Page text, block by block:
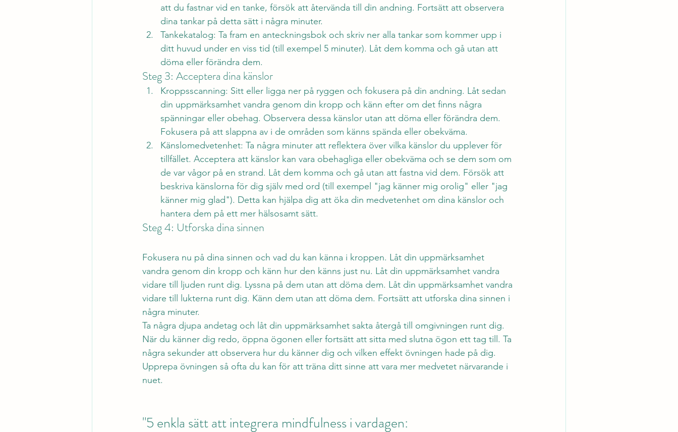
att du fastnar vid en tanke, försök att återvända till din andning. Fortsätt att observera
dina tankar på detta sätt i några minuter.
Tankekatalog: Ta fram en anteckningsbok och skriv ner alla tankar som kommer upp i
ditt huvud under en viss tid (till exempel 5 minuter). Låt dem komma och gå utan att
döma eller förändra dem.
Steg 3: Acceptera dina känslor
Kroppsscanning: Sitt eller ligga ner på ryggen och fokusera på din andning. Låt sedan
din uppmärksamhet vandra genom din kropp och känn efter om det finns några
spänningar eller obehag. Observera dessa känslor utan att döma eller förändra dem.
Fokusera på att slappna av i de områden som känns spända eller obekväma.
Känslomedvetenhet: Ta några minuter att reflektera över vilka känslor du upplever för
tillfället. Acceptera att känslor kan vara obehagliga eller obekväma och se dem som om
de var vågor på en strand. Låt dem komma och gå utan att fastna vid dem. Försök att
beskriva känslorna för dig själv med ord (till exempel "jag känner mig orolig" eller "jag
känner mig glad"). Detta kan hjälpa dig att öka din medvetenhet om dina känslor och
hantera dem på ett mer hälsosamt sätt.
Steg 4: Utforska dina sinnen
Fokusera nu på dina sinnen och vad du kan känna i kroppen. Låt din uppmärksamhet
vandra genom din kropp och känn hur den känns just nu. Låt din uppmärksamhet vandra
vidare till ljuden runt dig. Lyssna på dem utan att döma dem. Låt din uppmärksamhet vandra
vidare till lukterna runt dig. Känn dem utan att döma dem. Fortsätt att utforska dina sinnen i
några minuter.
Ta några djupa andetag och låt din uppmärksamhet sakta återgå till omgivningen runt dig.
När du känner dig redo, öppna ögonen eller fortsätt att sitta med slutna ögon ett tag till. Ta
några sekunder att observera hur du känner dig och vilken effekt övningen hade på dig.
Upprepa övningen så ofta du kan för att träna ditt sinne att vara mer medvetet närvarande i
nuet.
"5 enkla sätt att integrera mindfulness i vardagen: